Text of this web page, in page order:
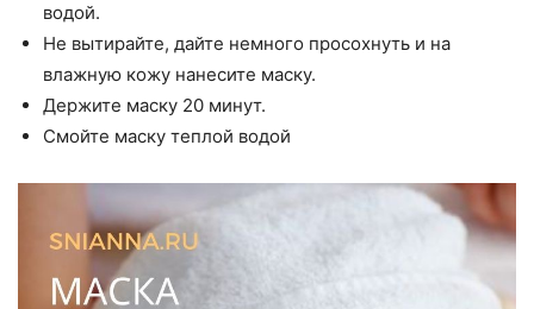
водой.
Не вытирайте, дайте немного просохнуть и на
влажную кожу нанесите маску.
Держите маску 20 минут.
Смойте маску теплой водой